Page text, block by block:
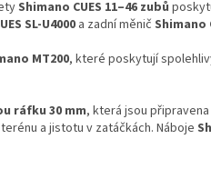
Shimano CUES 11–46 zubů
SL-U4000 a zadní měnič Shimano
MT200, které poskytují
ráfku 30 mm, která jsou
a jistotu v zatáčkách. Náboje